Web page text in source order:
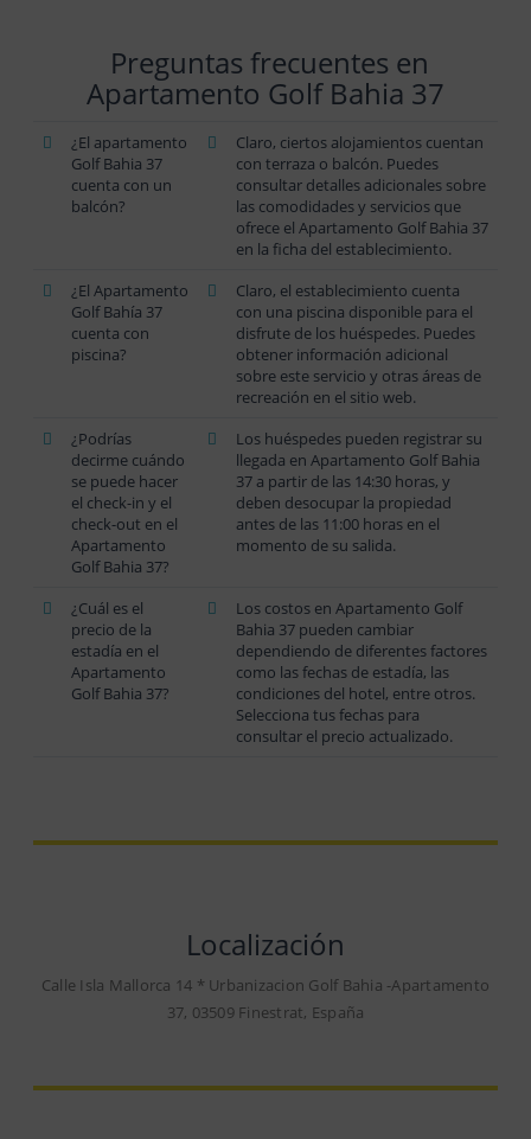
Preguntas frecuentes en
Apartamento Golf Bahia 37
¿El apartamento
Golf Bahia 37
cuenta con un
balcón?
Claro, ciertos alojamientos cuentan
con terraza o balcón. Puedes
consultar detalles adicionales sobre
las comodidades y servicios que
ofrece el Apartamento Golf Bahia 37
en la ficha del establecimiento.
¿El Apartamento
Golf Bahía 37
cuenta con
piscina?
Claro, el establecimiento cuenta
con una piscina disponible para el
disfrute de los huéspedes. Puedes
obtener información adicional
sobre este servicio y otras áreas de
recreación en el sitio web.
¿Podrías
decirme cuándo
se puede hacer
el check-in y el
check-out en el
Apartamento
Golf Bahia 37?
Los huéspedes pueden registrar su
llegada en Apartamento Golf Bahia
37 a partir de las 14:30 horas, y
deben desocupar la propiedad
antes de las 11:00 horas en el
momento de su salida.
¿Cuál es el
precio de la
estadía en el
Apartamento
Golf Bahia 37?
Los costos en Apartamento Golf
Bahia 37 pueden cambiar
dependiendo de diferentes factores
como las fechas de estadía, las
condiciones del hotel, entre otros.
Selecciona tus fechas para
consultar el precio actualizado.
Localización
Calle Isla Mallorca 14 * Urbanizacion Golf Bahia -Apartamento
37, 03509 Finestrat, España